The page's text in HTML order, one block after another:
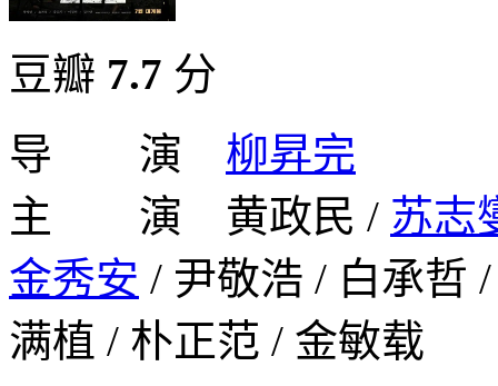
豆瓣 7.7 分
导 演 柳昇完
主 演 黄政民 / 苏志
金秀安 / 尹敬浩 / 白承哲
满植 / 朴正范 / 金敏载